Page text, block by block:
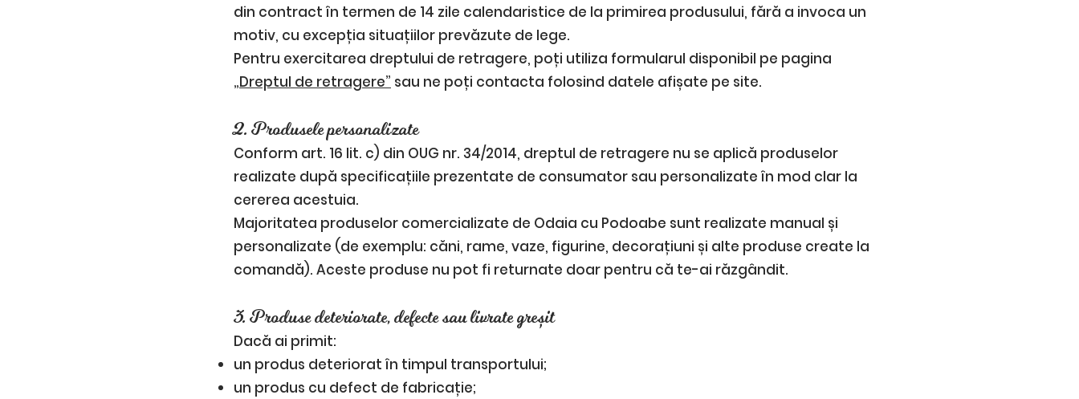
din contract în termen de 14 zile calendaristice de la primirea produsului, fără a invoca un
motiv, cu excepția situațiilor prevăzute de lege.
Pentru exercitarea dreptului de retragere, poți utiliza formularul disponibil pe pagina
„Dreptul de retragere” sau ne poți contacta folosind datele afișate pe site.
2. Produsele personalizate
Conform art. 16 lit. c) din OUG nr. 34/2014, dreptul de retragere nu se aplică produselor
realizate după specificațiile prezentate de consumator sau personalizate în mod clar la
cererea acestuia.
Majoritatea produselor comercializate de Odaia cu Podoabe sunt realizate manual și
personalizate (de exemplu: căni, rame, vaze, figurine, decorațiuni și alte produse create la
comandă). Aceste produse nu pot fi returnate doar pentru că te-ai răzgândit.
3. Produse deteriorate, defecte sau livrate greșit
Dacă ai primit:
un produs deteriorat în timpul transportului;
un produs cu defect de fabricație;